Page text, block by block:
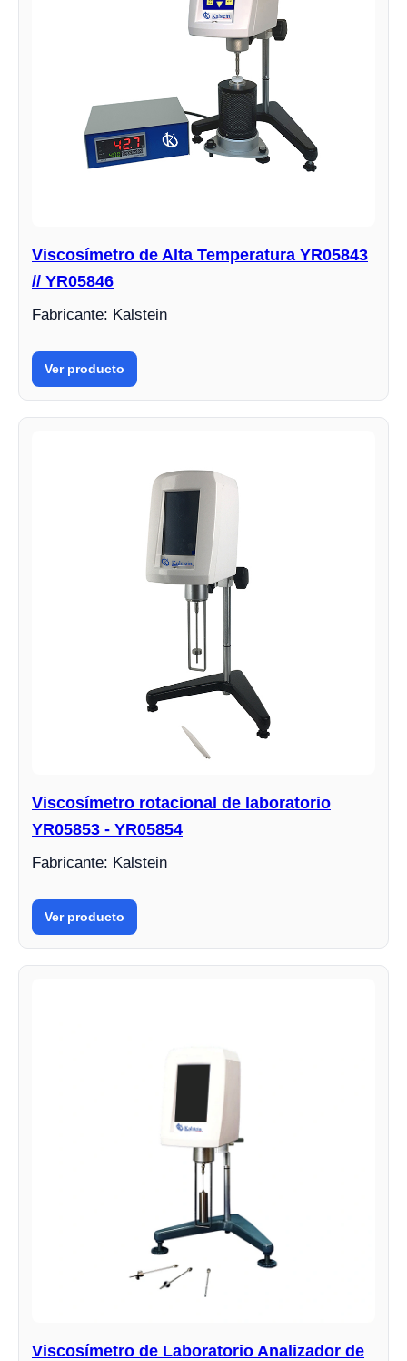
Viscosímetro de Alta Temperatura YR05843
// YR05846
Fabricante: Kalstein
Ver producto
Viscosímetro rotacional de laboratorio
YR05853 - YR05854
Fabricante: Kalstein
Ver producto
Viscosímetro de Laboratorio Analizador de